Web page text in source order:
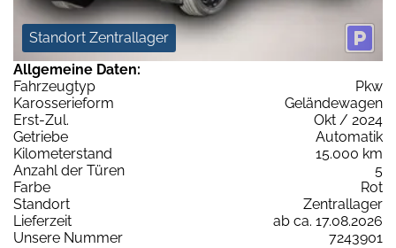
Standort Zentrallager
Allgemeine Daten:
Fahrzeugtyp
Pkw
Karosserieform
Geländewagen
Erst-Zul.
Okt / 2024
Getriebe
Automatik
Kilometerstand
15.000 km
Anzahl der Türen
5
Farbe
Rot
Standort
Zentrallager
Lieferzeit
ab ca. 17.08.2026
Unsere Nummer
7243901